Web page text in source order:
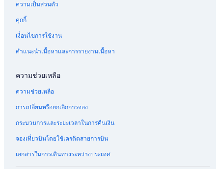
ความเป็นส่วนตัว
คุกกี้
เงื่อนไขการใช้งาน
คำแนะนำเนื้อหาและการรายงานเนื้อหา
ความช่วยเหลือ
ความช่วยเหลือ
การเปลี่ยนหรือยกเลิกการจอง
กระบวนการและระยะเวลาในการคืนเงิน
จองเที่ยวบินโดยใช้เครดิตสายการบิน
เอกสารในการเดินทางระหว่างประเทศ